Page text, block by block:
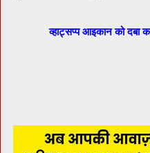
व्हाट्सप्प आइकान को